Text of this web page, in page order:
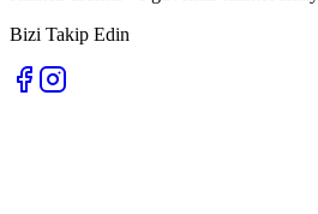
Bizi Takip Edin